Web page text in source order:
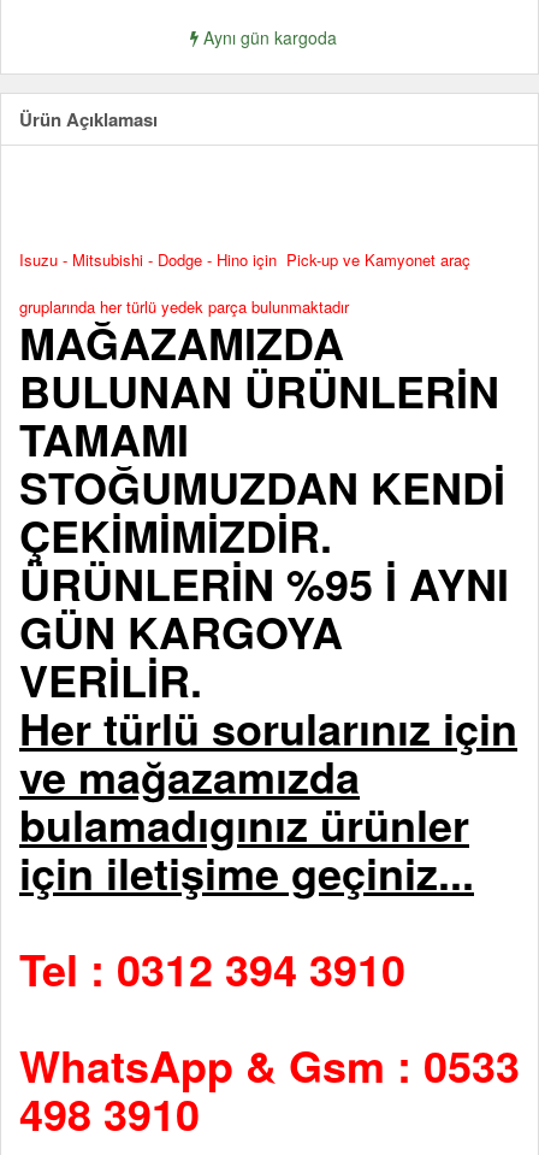
Aynı gün kargoda
Ürün Açıklaması
Isuzu - Mitsubishi - Dodge - Hino için Pick-up ve Kamyonet araç
gruplarında her türlü yedek parça bulunmaktadır
MAĞAZAMIZDA
BULUNAN ÜRÜNLERİN
TAMAMI
STOĞUMUZDAN KENDİ
ÇEKİMİMİZDİR.
ÜRÜNLERİN %95 İ AYNI
GÜN KARGOYA
VERİLİR.
Her türlü sorularınız için
ve mağazamızda
bulamadıgınız ürünler
için iletişime geçiniz...
Tel : 0312 394 3910
WhatsApp & Gsm : 0533
498 3910